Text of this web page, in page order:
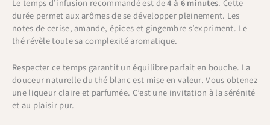
Le temps d’infusion recommandé est de4 à 6 minutes. Cette
durée permet aux arômes de se développer pleinement. Les
notes de cerise, amande, épices et gingembre s’expriment. Le
thé révèle toute sa complexité aromatique.
Respecter ce temps garantit un équilibre parfait en bouche. La
douceur naturelle du thé blanc est mise en valeur. Vous obtenez
une liqueur claire et parfumée. C’est une invitation à la sérénité
et au plaisir pur.